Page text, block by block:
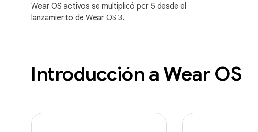
Wear OS activos se multiplicó por 5 desde el
lanzamiento de Wear OS 3.
Introducción a Wear OS